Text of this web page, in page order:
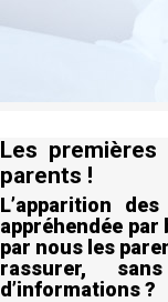
Les
parents !
L’apparition
appréhendée par
par nous les
rassurer,
d’informations ?